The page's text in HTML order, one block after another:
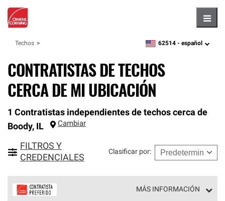
Techos zipcode,language
62514 - español
CONTRATISTAS DE TECHOS
CERCA DE MI UBICACIÓN
1 Contratistas independientes de techos cerca de
Boody, IL Cambiar
FILTROS Y
CREDENCIALES
Clasificar por:
MÁS INFORMACIÓN